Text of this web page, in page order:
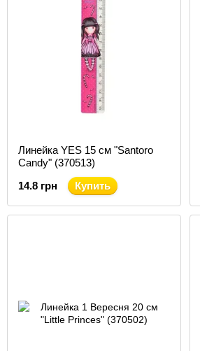
Линейка YES 15 см "Santoro
Candy" (370513)
14.8 грн
Купить